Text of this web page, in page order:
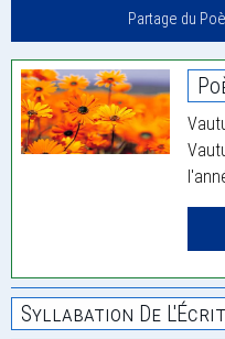
Partage du
Syllabation De L'Écrit